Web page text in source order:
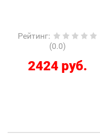
Рейтинг:
(0.0)
2424 руб.